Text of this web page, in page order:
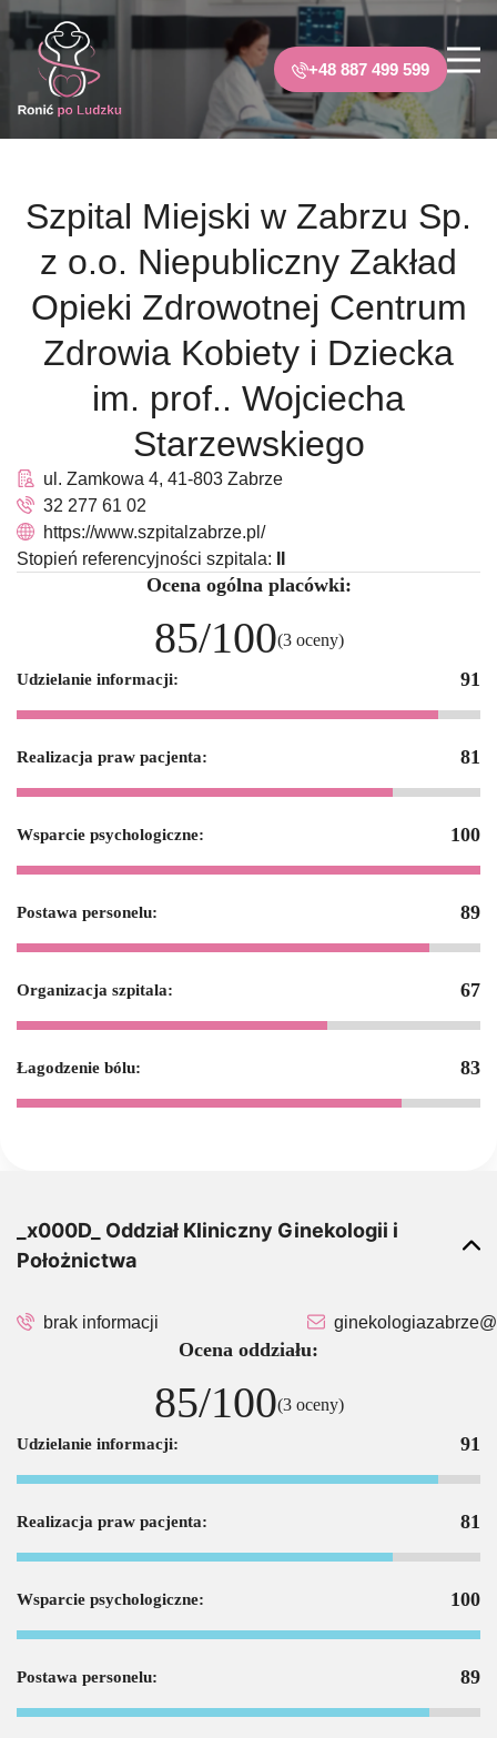
+48 887 499 599
Szpital Miejski w Zabrzu Sp.
z o.o. Niepubliczny Zakład
Opieki Zdrowotnej Centrum
Zdrowia Kobiety i Dziecka
im. prof.. Wojciecha
Starzewskiego
ul. Zamkowa 4, 41-803 Zabrze
32 277 61 02
https://www.szpitalzabrze.pl/
Stopień referencyjności szpitala:
Ocena ogólna placówki:
85/100(3 oceny)
Udzielanie informacji: 91
Realizacja praw pacjenta: 81
Wsparcie psychologiczne: 100
Postawa personelu: 89
Organizacja szpitala: 67
Łagodzenie bólu: 83
_x000D_ Oddział Kliniczny Ginekologii i
Położnictwa
brak informacji
Ocena oddziału:
85/100(3 oceny)
Udzielanie informacji: 91
Realizacja praw pacjenta: 81
Wsparcie psychologiczne: 100
Postawa personelu: 89